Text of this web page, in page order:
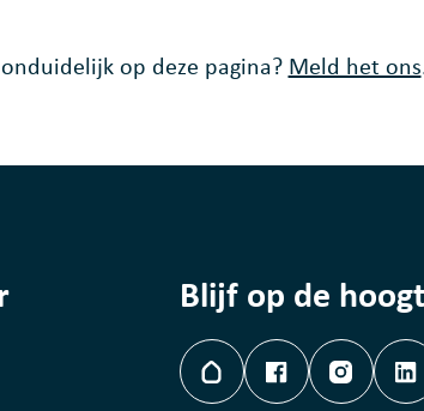
op deze pagina? Meld het ons
Blijf op de
Hoplr Facebook